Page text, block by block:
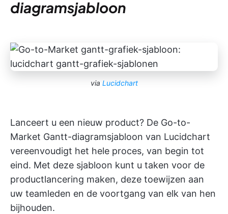
diagramsjabloon
via Lucidchart
Lanceert u een nieuw product? De Go-to-
Market Gantt-diagramsjabloon van Lucidchart
vereenvoudigt het hele proces, van begin tot
eind. Met deze sjabloon kunt u taken voor de
productlancering maken, deze toewijzen aan
uw teamleden en de voortgang van elk van hen
bijhouden.